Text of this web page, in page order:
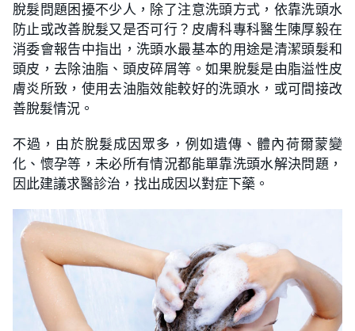
脫髮問題困擾不少人，除了注意洗頭方式，依靠洗頭水
防止或改善脫髮又是否可行？皮膚科專科醫生陳厚毅在
消委會報告中指出，洗頭水最基本的用途是清潔頭髮和
頭皮，去除油脂、頭皮碎屑等。如果脫髮是由脂溢性皮
膚炎所致，使用去油脂效能較好的洗頭水，或可間接改
善脫髮情況。
不過，由於脫髮成因眾多，例如遺傳、體內荷爾蒙變
化、懷孕等，未必所有情況都能單靠洗頭水解決問題，
因此建議求醫診治，找出成因以對症下藥。